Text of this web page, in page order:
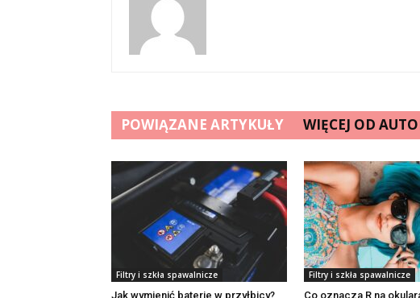
POWIĄZANE ARTYKUŁY WIĘCEJ OD
Filtry i szkła spawalnicze
Jak wymienić baterie w przyłbicy?
Filtry i szkła spawalnicze
Co oznacza R na